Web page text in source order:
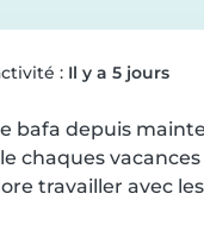
: Il y a 5 jours
bafa depuis
chaques
travailler avec